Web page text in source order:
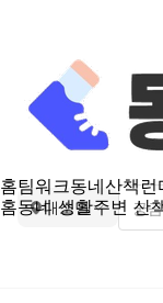
홈팀워크동네산책런
홈동네 생활주변 산
대소면